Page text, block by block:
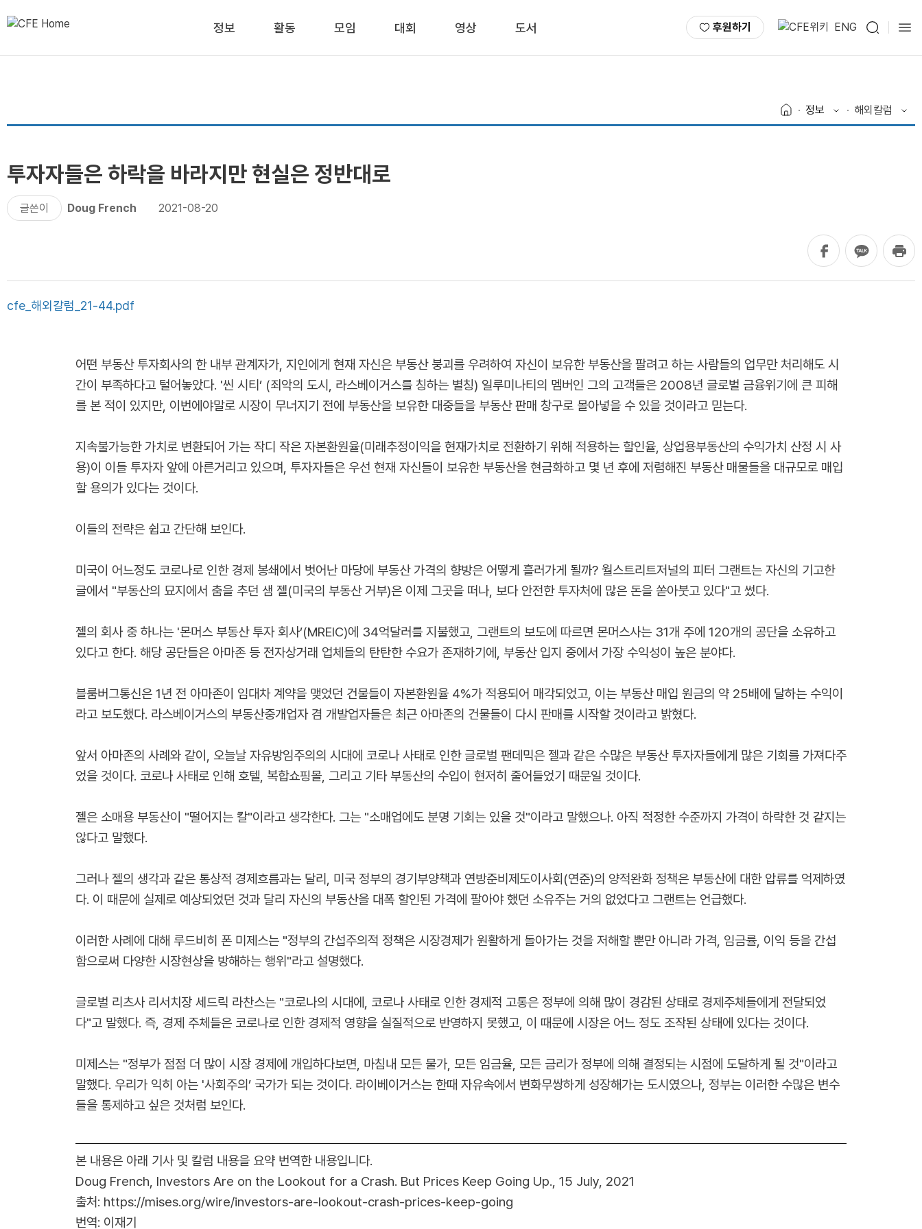
정보 활동 모임 대회 영상 도서 후원하기 ENG
정보 해외칼럼
투자자들은 하락을 바라지만 현실은 정반대로
글쓴이 Doug French 2021-08-20
cfe_해외칼럼_21-44.pdf
어떤 부동산 투자회사의 한 내부 관계자가, 지인에게 현재 자신은 부동산 붕괴를 우려하여 자신이 보유한 부동산을 팔려고 하는 사람들의 업무만 처리해도 시
간이 부족하다고 털어놓았다. '씬 시티’ (죄악의 도시, 라스베이거스를 칭하는 별칭) 일루미나티의 멤버인 그의 고객들은 2008년 글로벌 금융위기에 큰 피해
를 본 적이 있지만, 이번에야말로 시장이 무너지기 전에 부동산을 보유한 대중들을 부동산 판매 창구로 몰아넣을 수 있을 것이라고 믿는다.
지속불가능한 가치로 변환되어 가는 작디 작은 자본환원율(미래추정이익을 현재가치로 전환하기 위해 적용하는 할인율, 상업용부동산의 수익가치 산정 시 사
용)이 이들 투자자 앞에 아른거리고 있으며, 투자자들은 우선 현재 자신들이 보유한 부동산을 현금화하고 몇 년 후에 저렴해진 부동산 매물들을 대규모로 매입
할 용의가 있다는 것이다.
이들의 전략은 쉽고 간단해 보인다.
미국이 어느정도 코로나로 인한 경제 봉쇄에서 벗어난 마당에 부동산 가격의 향방은 어떻게 흘러가게 될까? 월스트리트저널의 피터 그랜트는 자신의 기고한
글에서 "부동산의 묘지에서 춤을 추던 샘 젤(미국의 부동산 거부)은 이제 그곳을 떠나, 보다 안전한 투자처에 많은 돈을 쏟아붓고 있다"고 썼다.
젤의 회사 중 하나는 '몬머스 부동산 투자 회사’(MREIC)에 34억달러를 지불했고, 그랜트의 보도에 따르면 몬머스사는 31개 주에 120개의 공단을 소유하고
있다고 한다. 해당 공단들은 아마존 등 전자상거래 업체들의 탄탄한 수요가 존재하기에, 부동산 입지 중에서 가장 수익성이 높은 분야다.
블룸버그통신은 1년 전 아마존이 임대차 계약을 맺었던 건물들이 자본환원율 4%가 적용되어 매각되었고, 이는 부동산 매입 원금의 약 25배에 달하는 수익이
라고 보도했다. 라스베이거스의 부동산중개업자 겸 개발업자들은 최근 아마존의 건물들이 다시 판매를 시작할 것이라고 밝혔다.
앞서 아마존의 사례와 같이, 오늘날 자유방임주의의 시대에 코로나 사태로 인한 글로벌 팬데믹은 젤과 같은 수많은 부동산 투자자들에게 많은 기회를 가져다주
었을 것이다. 코로나 사태로 인해 호텔, 복합쇼핑몰, 그리고 기타 부동산의 수입이 현저히 줄어들었기 때문일 것이다.
젤은 소매용 부동산이 "떨어지는 칼"이라고 생각한다. 그는 "소매업에도 분명 기회는 있을 것"이라고 말했으나. 아직 적정한 수준까지 가격이 하락한 것 같지는
않다고 말했다.
그러나 젤의 생각과 같은 통상적 경제흐름과는 달리, 미국 정부의 경기부양책과 연방준비제도이사회(연준)의 양적완화 정책은 부동산에 대한 압류를 억제하였
다. 이 때문에 실제로 예상되었던 것과 달리 자신의 부동산을 대폭 할인된 가격에 팔아야 했던 소유주는 거의 없었다고 그랜트는 언급했다.
이러한 사례에 대해 루드비히 폰 미제스는 "정부의 간섭주의적 정책은 시장경제가 원활하게 돌아가는 것을 저해할 뿐만 아니라 가격, 임금률, 이익 등을 간섭
함으로써 다양한 시장현상을 방해하는 행위"라고 설명했다.
글로벌 리츠사 리서치장 세드릭 라찬스는 "코로나의 시대에, 코로나 사태로 인한 경제적 고통은 정부에 의해 많이 경감된 상태로 경제주체들에게 전달되었
다"고 말했다. 즉, 경제 주체들은 코로나로 인한 경제적 영향을 실질적으로 반영하지 못했고, 이 때문에 시장은 어느 정도 조작된 상태에 있다는 것이다.
미제스는 "정부가 점점 더 많이 시장 경제에 개입하다보면, 마침내 모든 물가, 모든 임금율, 모든 금리가 정부에 의해 결정되는 시점에 도달하게 될 것"이라고
말했다. 우리가 익히 아는 '사회주의’ 국가가 되는 것이다. 라이베이거스는 한때 자유속에서 변화무쌍하게 성장해가는 도시였으나, 정부는 이러한 수많은 변수
들을 통제하고 싶은 것처럼 보인다.
본 내용은 아래 기사 및 칼럼 내용을 요약 번역한 내용입니다.
Doug French, Investors Are on the Lookout for a Crash. But Prices Keep Going Up., 15 July, 2021
출처: https://mises.org/wire/investors-are-lookout-crash-prices-keep-going
번역: 이재기